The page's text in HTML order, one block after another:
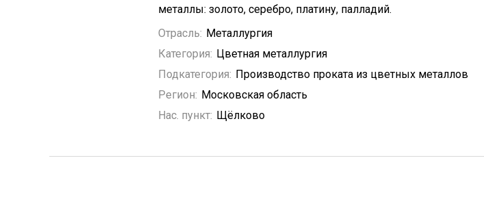
металлы: золото, серебро, платину, палладий.
Отрасль: Металлургия
Категория: Цветная металлургия
Подкатегория: Производство проката из цветных металлов
Регион: Московская область
Нас. пункт: Щёлково